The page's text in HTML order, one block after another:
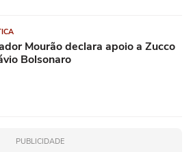
Mourão declara apoio a Zucco
Bolsonaro
PUBLICIDADE